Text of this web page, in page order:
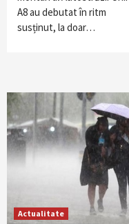
A8 au debutat în ritm
susținut, la doar…
Actualitate